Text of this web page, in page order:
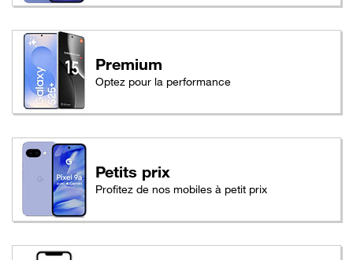
Premium
Optez pour la performance
Petits prix
Profitez de nos mobiles à petit prix